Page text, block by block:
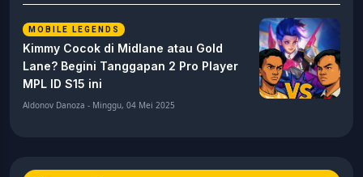
MOBILE LEGENDS
Kimmy Cocok di Midlane atau Gold
Lane? Begini Tanggapan 2 Pro Player
MPL ID S15 ini
Aldonov Danoza - Minggu, 04 Mei 2025